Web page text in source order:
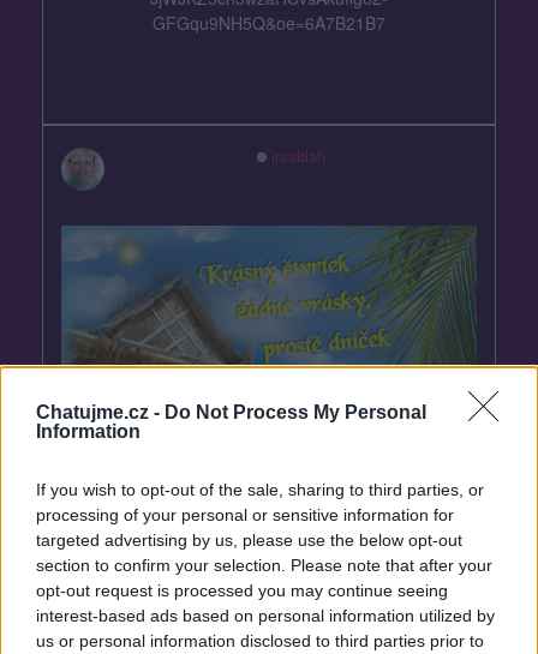
Chatujme.cz - Do Not Process My Personal
Information
If you wish to opt-out of the sale, sharing to third parties, or
processing of your personal or sensitive information for
targeted advertising by us, please use the below opt-out
section to confirm your selection. Please note that after your
opt-out request is processed you may continue seeing
interest-based ads based on personal information utilized by
us or personal information disclosed to third parties prior to
ircablah